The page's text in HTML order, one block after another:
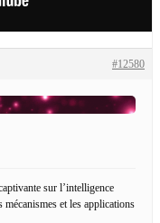
#12580
sur l’intelligence
et les applications